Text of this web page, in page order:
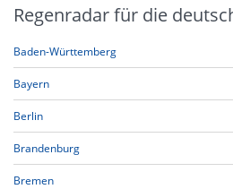
Regenradar für die
Baden-Württemberg
Bayern
Berlin
Brandenburg
Bremen